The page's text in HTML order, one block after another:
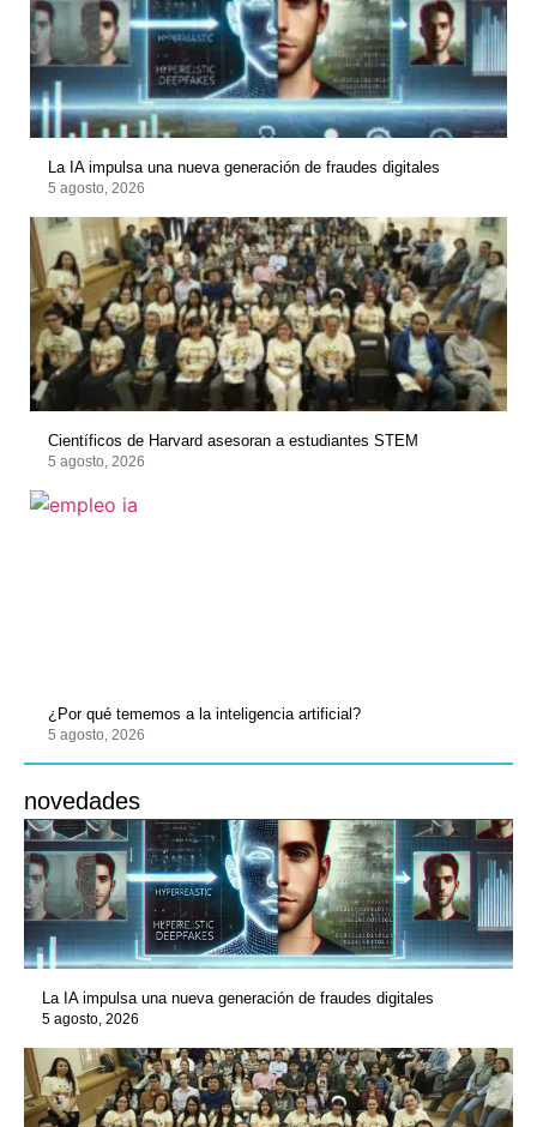
La IA impulsa una nueva generación de fraudes digitales
5 agosto, 2026
Científicos de Harvard asesoran a estudiantes STEM
5 agosto, 2026
¿Por qué tememos a la inteligencia artificial?
5 agosto, 2026
novedades
La IA impulsa una nueva generación de fraudes digitales
5 agosto, 2026